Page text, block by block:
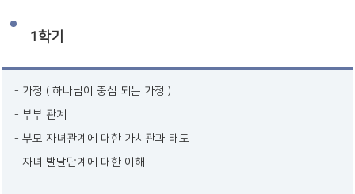
1학기
가정 ( 하나님이 중심 되는 가정 )
부부 관계
부모 자녀관계에 대한 가치관과 태도
자녀 발달단계에 대한 이해